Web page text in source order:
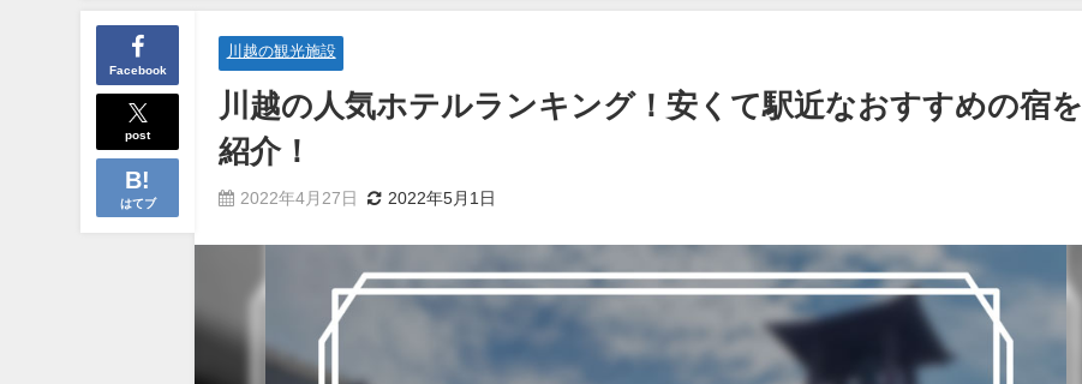
Facebook
post
はてブ
川越の観光施設
川越の人気ホテルランキング！安くて駅近なおすすめの宿を
紹介！
2022年4月27日 2022年5月1日